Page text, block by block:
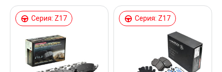
Серия: Z17 Серия: Z17